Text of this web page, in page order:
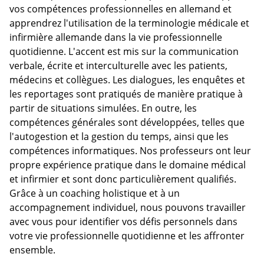
vos compétences professionnelles en allemand et
apprendrez l'utilisation de la terminologie médicale et
infirmière allemande dans la vie professionnelle
quotidienne. L'accent est mis sur la communication
verbale, écrite et interculturelle avec les patients,
médecins et collègues. Les dialogues, les enquêtes et
les reportages sont pratiqués de manière pratique à
partir de situations simulées. En outre, les
compétences générales sont développées, telles que
l'autogestion et la gestion du temps, ainsi que les
compétences informatiques. Nos professeurs ont leur
propre expérience pratique dans le domaine médical
et infirmier et sont donc particulièrement qualifiés.
Grâce à un coaching holistique et à un
accompagnement individuel, nous pouvons travailler
avec vous pour identifier vos défis personnels dans
votre vie professionnelle quotidienne et les affronter
ensemble.